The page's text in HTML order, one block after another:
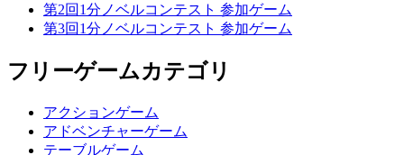
第2回1分ノベルコンテスト 参加ゲーム
第3回1分ノベルコンテスト 参加ゲーム
フリーゲームカテゴリ
アクションゲーム
アドベンチャーゲーム
テーブルゲーム